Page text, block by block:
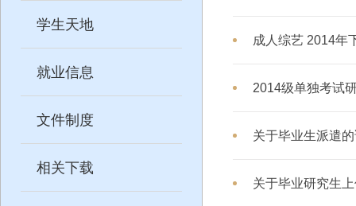
学生天地
就业信息
文件制度
相关下载
成人综艺 2014年
2014级单独考试
关于毕业生派遣
关于毕业研究生